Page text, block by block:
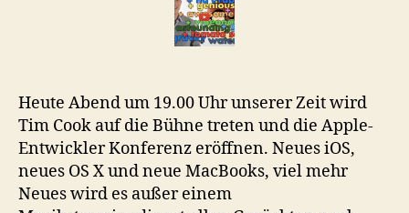
Heute Abend um 19.00 Uhr unserer Zeit wird
Tim Cook auf die Bühne treten und die Apple-
Entwickler Konferenz eröffnen. Neues iOS,
neues OS X und neue MacBooks, viel mehr
Neues wird es außer einem